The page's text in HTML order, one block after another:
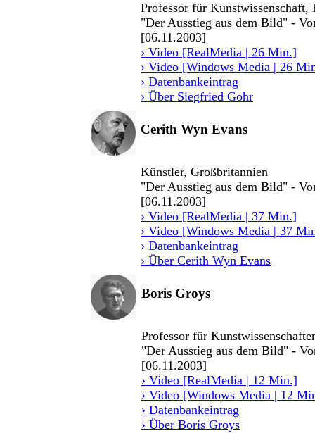
Professor für
"Der Ausstieg aus dem Bild" -
[06.11.2003]
› Video [RealMedia | 26 Min.]
› Video [Windows Media | 26
› Datenbankeintrag
› Über Siegfried Gohr
Cerith Wyn Evans
Künstler, Großbritannien
"Der Ausstieg aus dem Bild" -
[06.11.2003]
› Video [RealMedia | 37 Min.]
› Video [Windows Media | 37
› Datenbankeintrag
› Über Cerith Wyn Evans
Boris Groys
Professor für
"Der Ausstieg aus dem Bild" -
[06.11.2003]
› Video [RealMedia | 12 Min.]
› Video [Windows Media | 12
› Datenbankeintrag
› Über Boris Groys